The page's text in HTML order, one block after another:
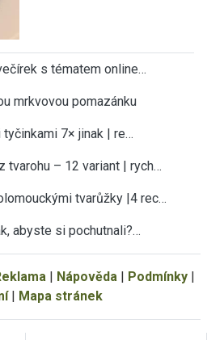
s tématem online…
mrkvovou pomazánku
7× jinak | re…
tvarohu – 12 variant | rych…
tvarůžky |4 rec…
abyste si pochutnali?…
| Nápověda | Podmínky |
| Mapa stránek